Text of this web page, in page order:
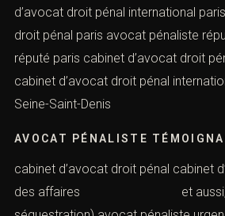
AVOCAT PÉNALISTE PARISIEN
avocat pénaliste
également,(L’enlèvement et la
d’avocat droit pénal international
pénaliste réputé paris cabinet
affaires paris cabinet d’avocat droit
avocat pénaliste Seine-Saint-Denis